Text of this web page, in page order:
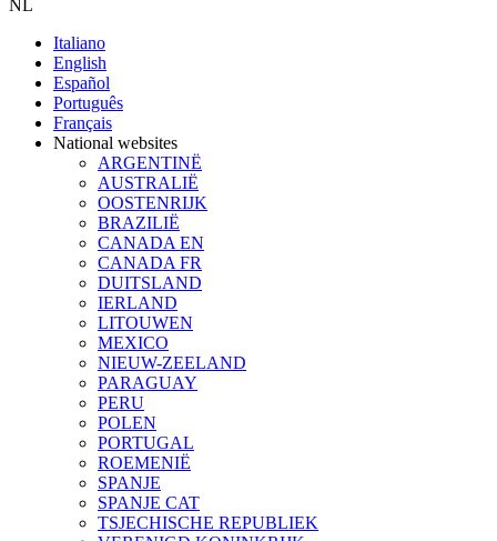
NL
Italiano
English
Español
Português
Français
National websites
ARGENTINË
AUSTRALIË
OOSTENRIJK
BRAZILIË
CANADA EN
CANADA FR
DUITSLAND
IERLAND
LITOUWEN
MEXICO
NIEUW-ZEELAND
PARAGUAY
PERU
POLEN
PORTUGAL
ROEMENIË
SPANJE
SPANJE CAT
TSJECHISCHE REPUBLIEK